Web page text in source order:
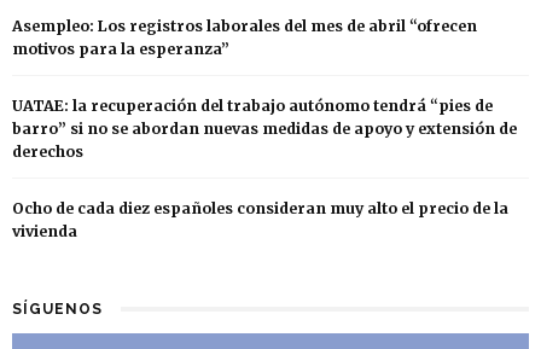
Asempleo: Los registros laborales del mes de abril “ofrecen
motivos para la esperanza”
UATAE: la recuperación del trabajo autónomo tendrá “pies de
barro” si no se abordan nuevas medidas de apoyo y extensión de
derechos
Ocho de cada diez españoles consideran muy alto el precio de la
vivienda
SÍGUENOS